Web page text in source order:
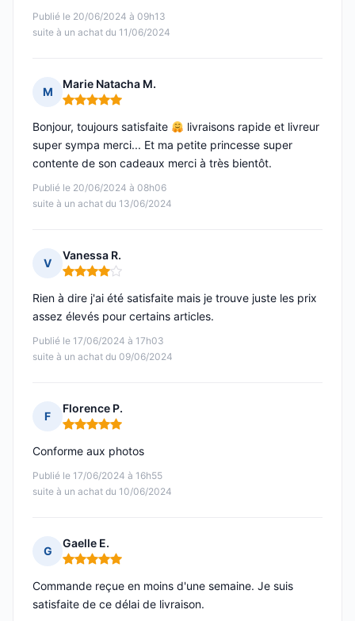
Publié le 20/06/2024 à 09h13
suite à un achat du 11/06/2024
M
Marie Natacha M.
Note : 5 sur 5
Publié le 20/06/2024 à 08h06
suite à un achat du 13/06/2024
Bonjour, toujours satisfaite
livraisons rapide et livreur
super sympa merci... Et ma petite princesse super
contente de son cadeaux merci à très bientôt.
V
Vanessa R.
Note : 4 sur 5
Publié le 17/06/2024 à 17h03
suite à un achat du 09/06/2024
Rien à dire j'ai été satisfaite mais je trouve juste les prix
assez élevés pour certains articles.
F
Florence P.
Note : 5 sur 5
Publié le 17/06/2024 à 16h55
suite à un achat du 10/06/2024
Conforme aux photos
G
Gaelle E.
Note : 5 sur 5
Commande reçue en moins d'une semaine. Je suis
satisfaite de ce délai de livraison.